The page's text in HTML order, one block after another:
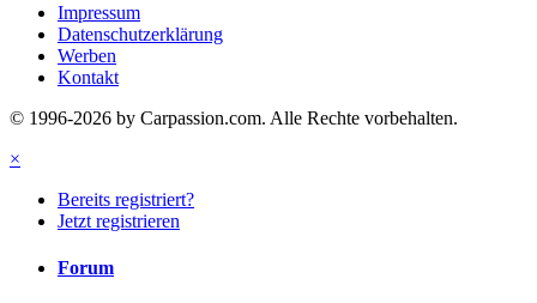
Impressum
Datenschutzerklärung
Werben
Kontakt
© 1996-2026 by Carpassion.com. Alle Rechte vorbehalten.
×
Bereits registriert?
Jetzt registrieren
Forum